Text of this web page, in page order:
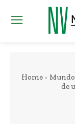
Home Mundo
de